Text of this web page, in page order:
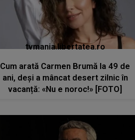
tvmania.libertatea.ro
Cum arată Carmen Brumă la 49 de
ani, deși a mâncat desert zilnic în
vacanță: «Nu e noroc!» [FOTO]